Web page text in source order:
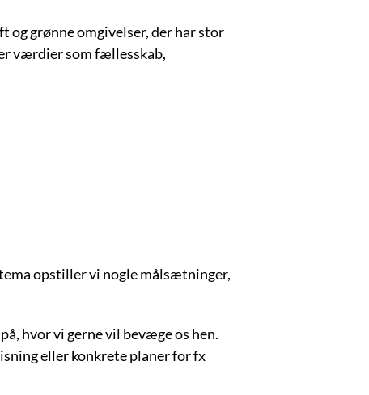
og grønne omgivelser, der har stor
værdier som fællesskab,
opstiller vi nogle målsætninger,
hvor vi gerne vil bevæge os hen.
eller konkrete planer for fx